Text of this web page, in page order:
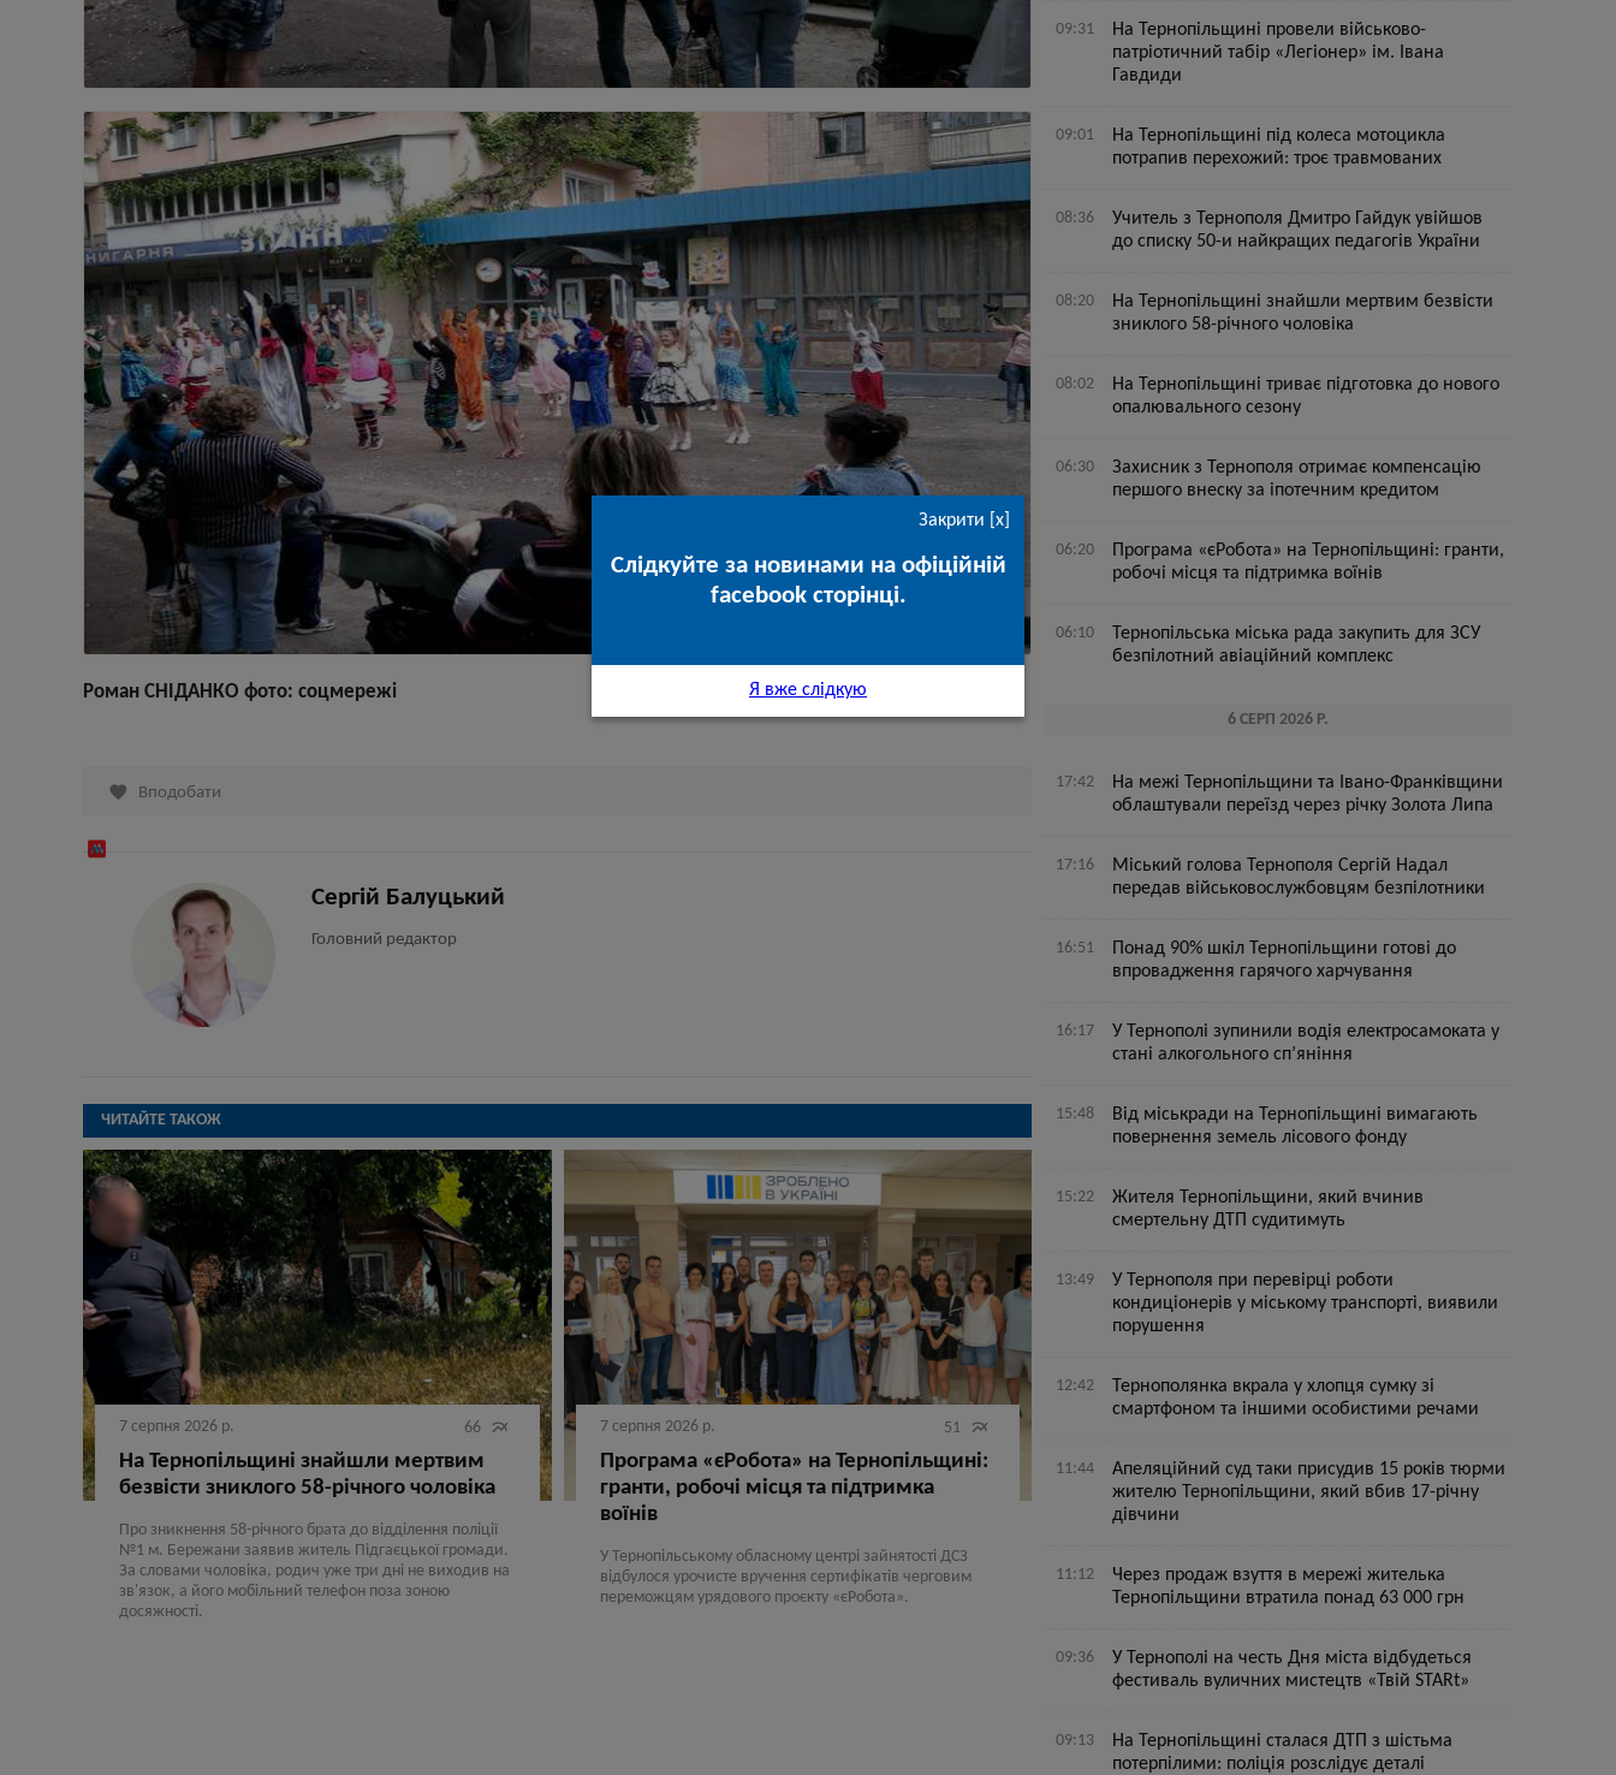
Роман СНІДАНКО фото: соцмережі
 Вподобати
Сергій Балуцький
Головний редактор
ЧИТАЙТЕ ТАКОЖ
7 серпня 2026 р. 66 
На Тернопільщині знайшли мертвим
безвісти зниклого 58-річного чоловіка
Про зникнення 58-річного брата до відділення поліції
№1 м. Бережани заявив житель Підгаєцької громади.
За словами чоловіка, родич уже три дні не виходив на
зв'язок, а його мобільний телефон поза зоною
досяжності.
7 серпня 2026 р. 51 
Програма «єРобота» на Тернопільщині:
гранти, робочі місця та підтримка
воїнів
У Тернопільському обласному центрі зайнятості ДСЗ
відбулося урочисте вручення сертифікатів черговим
переможцям урядового проєкту «єРобота».
09:31
На Тернопільщині провели військово-
патріотичний табір «Легіонер» ім. Івана
Гавдиди
09:01
На Тернопільщині під колеса мотоцикла
потрапив перехожий: троє травмованих
08:36
Учитель з Тернополя Дмитро Гайдук увійшов
до списку 50-и найкращих педагогів України
08:20
На Тернопільщині знайшли мертвим безвісти
зниклого 58-річного чоловіка
08:02
На Тернопільщині триває підготовка до нового
опалювального сезону
06:30
Захисник з Тернополя отримає компенсацію
першого внеску за іпотечним кредитом
06:20
Програма «єРобота» на Тернопільщині: гранти,
робочі місця та підтримка воїнів
06:10
Тернопільська міська рада закупить для ЗСУ
безпілотний авіаційний комплекс
6 СЕРП 2026 Р.
17:42
На межі Тернопільщини та Івано-Франківщини
облаштували переїзд через річку Золота Липа
17:16
Міський голова Тернополя Сергій Надал
передав військовослужбовцям безпілотники
16:51
Понад 90% шкіл Тернопільщини готові до
впровадження гарячого харчування
16:17
У Тернополі зупинили водія електросамоката у
стані алкогольного сп’яніння
15:48
Від міськради на Тернопільщині вимагають
повернення земель лісового фонду
15:22
Жителя Тернопільщини, який вчинив
смертельну ДТП судитимуть
13:49
У Тернополя при перевірці роботи
кондиціонерів у міському транспорті, виявили
порушення
12:42
Тернополянка вкрала у хлопця сумку зі
смартфоном та іншими особистими речами
11:44
Апеляційний суд таки присудив 15 років тюрми
жителю Тернопільщини, який вбив 17-річну
дівчини
11:12
Через продаж взуття в мережі жителька
Тернопільщини втратила понад 63 000 грн
09:36
У Тернополі на честь Дня міста відбудеться
фестиваль вуличних мистецтв «Твій STARt»
09:13
На Тернопільщині сталася ДТП з шістьма
потерпілими: поліція розслідує деталі
Закрити [x]
Слідкуйте за новинами на офіційній
facebook сторінці.
Я вже слідкую